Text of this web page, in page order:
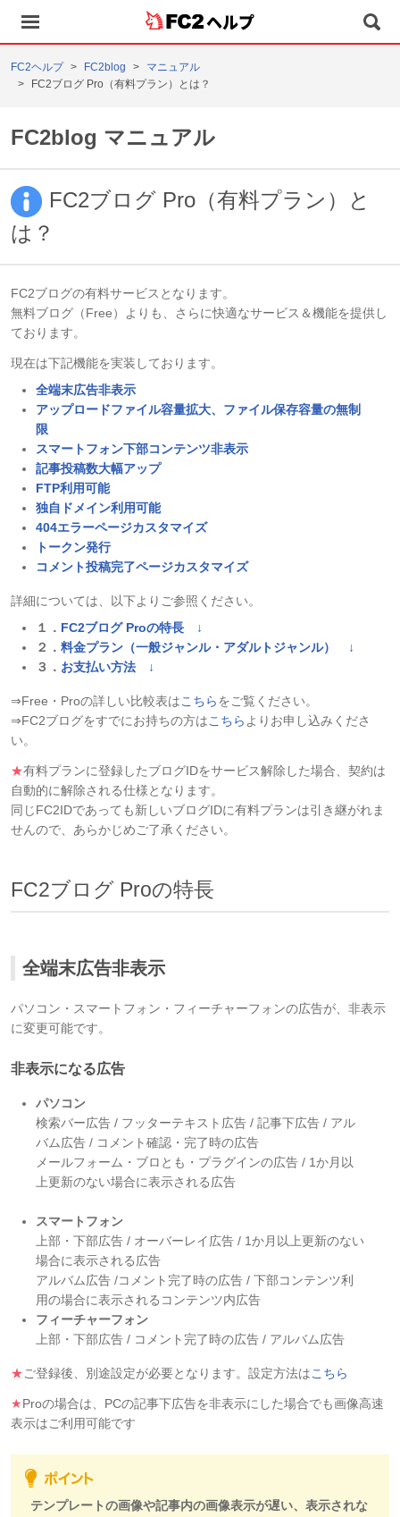
ヘルプ
FC2ヘルプ FC2blog
マニュアル
FC2ブログ Pro（有料プラン）とは？
FC2blog マニュアル
FC2ブログ Pro（有料プラン）と
は？
FC2ブログの有料サービスとなります。
無料ブログ（Free）よりも、さらに快適なサービス＆機能を提供し
ております。
現在は下記機能を実装しております。
全端末広告非表示
アップロードファイル容量拡大、ファイル保存容量の無制
限
スマートフォン下部コンテンツ非表示
記事投稿数大幅アップ
FTP利用可能
独自ドメイン利用可能
404エラーページカスタマイズ
トークン発行
コメント投稿完了ページカスタマイズ
詳細については、以下よりご参照ください。
１． FC2ブログ Proの特長 ↓
２． 料金プラン（一般ジャンル・アダルトジャンル） ↓
３． お支払い方法 ↓
⇒Free・Proの詳しい比較表はこちらをご覧ください。
⇒FC2ブログをすでにお持ちの方はこちら よりお申し込みくださ
い。
★有料プランに登録したブログIDをサービス解除した場合、契約は
自動的に解除される仕様となります。
同じFC2IDであっても新しいブログIDに有料プランは引き継がれま
せんので、あらかじめご了承ください。
FC2ブログ Proの特長
全端末広告非表示
パソコン・スマートフォン・フィーチャーフォンの広告が、非表示
に変更可能です。
非表示になる広告
パソコン
検索バー広告 / フッターテキスト広告 / 記事下広告 / アル
バム広告 / コメント確認・完了時の広告
メールフォーム・ブロとも・プラグインの広告 / 1か月以
上更新のない場合に表示される広告
スマートフォン
上部・下部広告 / オーバーレイ広告 / 1か月以上更新のない
場合に表示される広告
アルバム広告 /コメント完了時の広告 / 下部コンテンツ利
用の場合に表示されるコンテンツ内広告
フィーチャーフォン
上部・下部広告 / コメント完了時の広告 / アルバム広告
★ご登録後、別途設定が必要となります。設定方法はこちら
★Proの場合は、PCの記事下広告を非表示にした場合でも画像高速
表示はご利用可能です
テンプレートの画像や記事内の画像表示が遅い、表示されな